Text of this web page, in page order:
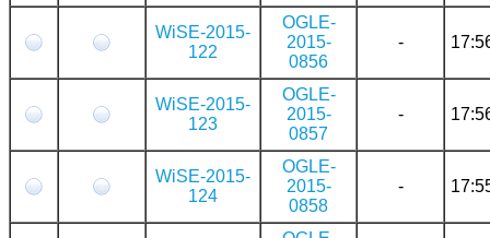
WiSE-2015-
122
OGLE-
2015-
0856
-
WiSE-2015-
123
OGLE-
2015-
0857
-
WiSE-2015-
124
OGLE-
2015-
0858
-